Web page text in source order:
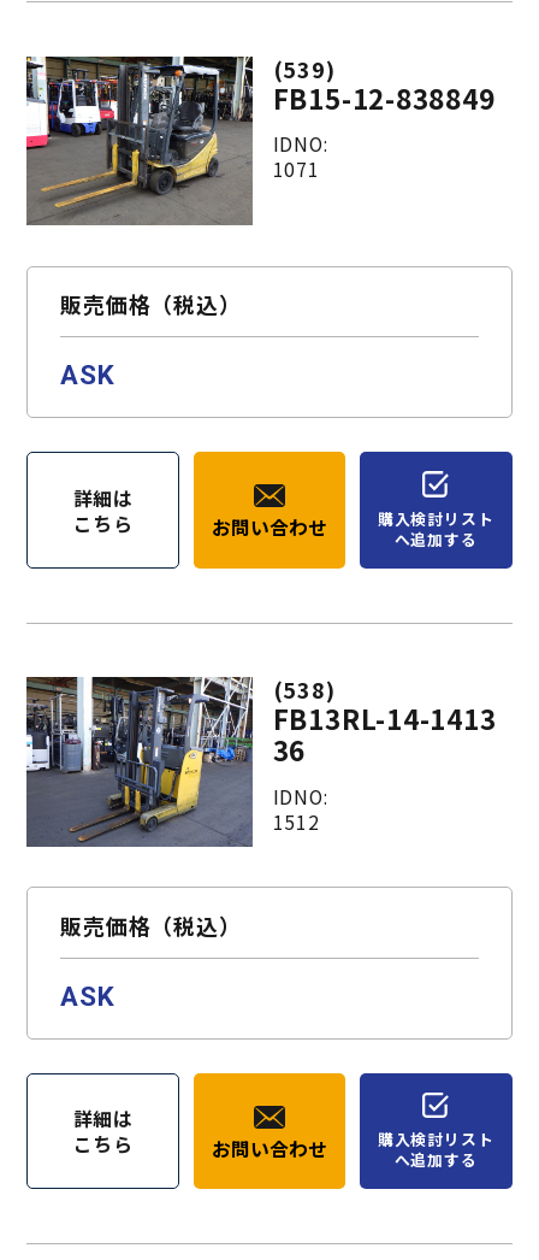
(539)
FB15-12-838849
IDNO:
1071
販売価格（税込）
ASK
詳細は
こちら
お問い合わせ
購入検討リスト
へ追加する
(538)
FB13RL-14-1413
36
IDNO:
1512
販売価格（税込）
ASK
詳細は
こちら
お問い合わせ
購入検討リスト
へ追加する